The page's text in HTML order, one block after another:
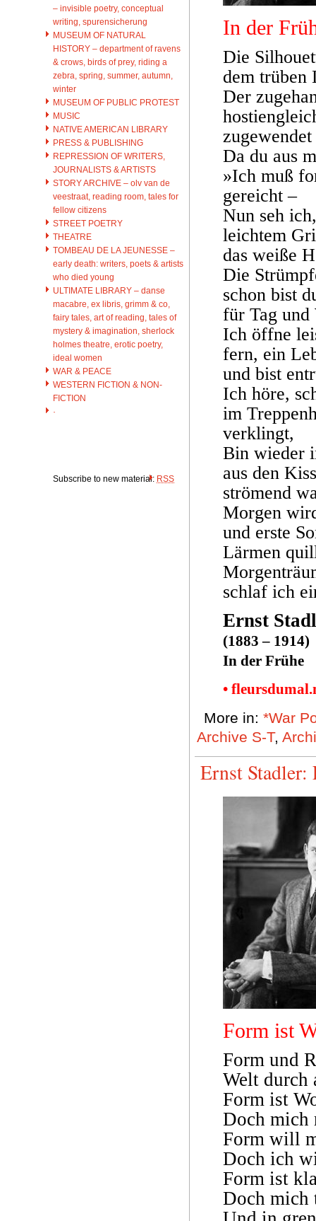
– invisible poetry, conceptual
writing, spurensicherung
MUSEUM OF NATURAL
HISTORY – department of ravens
& crows, birds of prey, riding a
zebra, spring, summer, autumn,
winter
MUSEUM OF PUBLIC PROTEST
MUSIC
NATIVE AMERICAN LIBRARY
PRESS & PUBLISHING
REPRESSION OF WRITERS,
JOURNALISTS & ARTISTS
STORY ARCHIVE – olv van de
veestraat, reading room, tales for
fellow citizens
STREET POETRY
THEATRE
TOMBEAU DE LA JEUNESSE –
early death: writers, poets & artists
who died young
ULTIMATE LIBRARY – danse
macabre, ex libris, grimm & co,
fairy tales, art of reading, tales of
mystery & imagination, sherlock
holmes theatre, erotic poetry,
ideal women
WAR & PEACE
WESTERN FICTION & NON-
FICTION
·
Subscribe to new material: RSS
In der
Die
dem trüben
Der
Da du aus
»Ich muß
gereicht –
Nun seh
leichtem
das weiße
Die
schon bist
für Tag und
Ich öffne
fern, ein
und bist
Ich höre,
im
verklingt,
Bin wieder
aus den
strömend
Morgen
und erste
Lärmen
schlaf ich
Ernst
(1883 – 1914)
In der Frühe
•
More in: *War
Archive S-T,
Ernst
Form ist
Form und
Welt durch
Form ist
Doch mich
Form will
Doch ich
Form ist
Doch mich